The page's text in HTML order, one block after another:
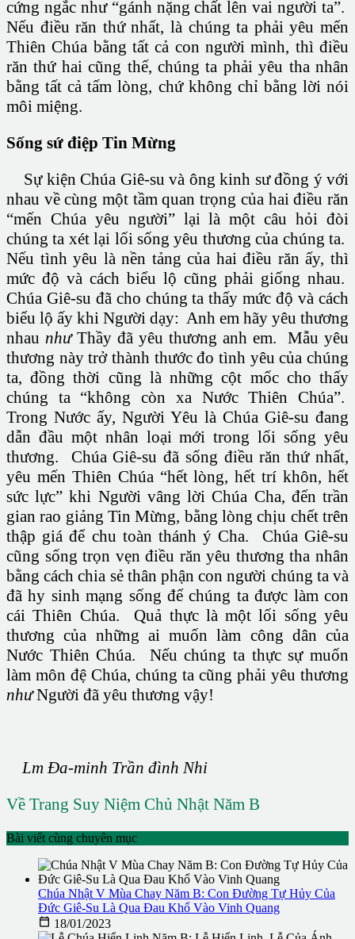
cứng ngắc như “gánh nặng chất lên vai người ta”.
Nếu điều răn thứ nhất, là chúng ta phải yêu mến
Thiên Chúa bằng tất cả con người mình, thì điều
răn thứ hai cũng thế, chúng ta phải yêu tha nhân
bằng tất cả tấm lòng, chứ không chỉ bằng lời nói
môi miệng.
Sống sứ điệp Tin Mừng
Sự kiện Chúa Giê-su và ông kinh sư đồng ý với
nhau về cùng một tầm quan trọng của hai điều răn
“mến Chúa yêu người” lại là một câu hỏi đòi
chúng ta xét lại lối sống yêu thương của chúng ta.
Nếu tình yêu là nền tảng của hai điều răn ấy, thì
mức độ và cách biểu lộ cũng phải giống nhau.
Chúa Giê-su đã cho chúng ta thấy mức độ và cách
biểu lộ ấy khi Người dạy: Anh em hãy yêu thương
nhau nhưThầy đã yêu thương anh em. Mẫu yêu
thương này trở thành thước đo tình yêu của chúng
ta, đồng thời cũng là những cột mốc cho thấy
chúng ta “không còn xa Nước Thiên Chúa”.
Trong Nước ấy, Người Yêu là Chúa Giê-su đang
dẫn đầu một nhân loại mới trong lối sống yêu
thương. Chúa Giê-su đã sống điều răn thứ nhất,
yêu mến Thiên Chúa “hết lòng, hết trí khôn, hết
sức lực” khi Người vâng lời Chúa Cha, đến trần
gian rao giảng Tin Mừng, bằng lòng chịu chết trên
thập giá để chu toàn thánh ý Cha. Chúa Giê-su
cũng sống trọn vẹn điều răn yêu thương tha nhân
bằng cách chia sẻ thân phận con người chúng ta và
đã hy sinh mạng sống để chúng ta được làm con
cái Thiên Chúa. Quả thực là một lối sống yêu
thương của những ai muốn làm công dân của
Nước Thiên Chúa. Nếu chúng ta thực sự muốn
làm môn đệ Chúa, chúng ta cũng phải yêu thương
nhưNgười đã yêu thương vậy!
Lm Đa-minh Trần đình Nhi
Về Trang Suy Niệm Chủ Nhật Năm B
Bài viết cùng chuyên mục
Chúa Nhật V Mùa Chay Năm B: Con Đường Tự Hủy Của
Đức Giê-Su Là Qua Đau Khổ Vào Vinh Quang
 18/01/2023